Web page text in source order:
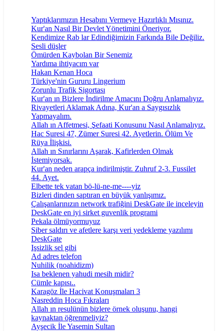
Yaptıklarımızın Hesabını Vermeye Hazırlıklı Mısınız.
Kur'an Nasıl Bir Devlet Yönetimini Öneriyor.
Kendimize Rab lar Edindiğimizin Farkında Bile Değiliz.
Sesli düşler
Ömürden Kaybolan Bir Senemiz
Yardıma ihtiyacım var
Hakan Kenan Hoca
Türkiye'nin Gururu Lingerium
Zorunlu Trafik Sigortası
Kur'an ın Bizlere İndirilme Amacını Doğru Anlamalıyız.
Rivayetleri Aklamak Adına, Kur'an a Saygısızlık
Yapmayalım.
Allah ın Affetmesi, Şefaati Konusunu Nasıl Anlamalıyız.
Hac Suresi 47, Zümer Suresi 42. Ayetlerin. Ölüm Ve
Rüya İlişkisi.
Allah ın Sınırlarını Aşarak, Kafirlerden Olmak
İstemiyorsak.
Kur'an neden arapça indirilmiştir. Zuhruf 2-3. Fussilet
44. Ayet.
Elbette tek vatan bö-lü-ne-me----yiz
Bizleri dinden saptıran en büyük yanlışımız.
Çalışanlarınızın network trafiğini DeskGate ile inceleyin
DeskGate en iyi sirket guvenlik programi
Pekala ölmüyormuyuz
Siber saldırı ve afetlere karşı veri yedekleme yazılımı
DeskGate
Işsizlik sel gibi
Ad adres telefon
Nuhilik (noahidizm)
Isa beklenen yahudi mesih midir?
Cümle kapısı..
Karagöz İle Hacivat Konuşmaları 3
Nasreddin Hoca Fıkraları
Allah ın resulünün bizlere örnek oluşunu, hangi
kaynaktan öğrenmeliyiz?
Ayşecik İle Yasemin Sultan